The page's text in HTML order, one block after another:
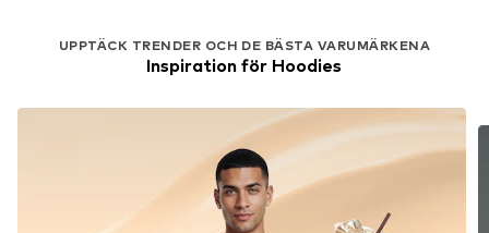
UPPTÄCK TRENDER OCH DE BÄSTA VARUMÄRKENA
Inspiration för Hoodies